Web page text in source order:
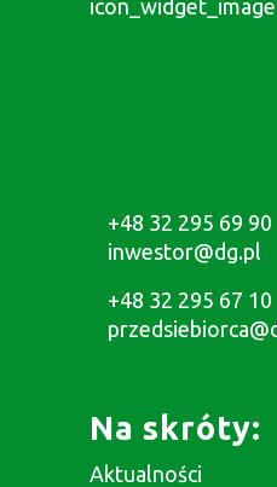
+48 32 295 69 90
inwestor@dg.pl
+48 32 295 67 10
Na skróty:
Aktualności